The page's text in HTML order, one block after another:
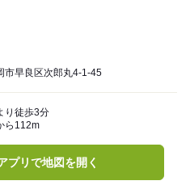
市早良区次郎丸4-1-45
り徒歩3分
ら112m
プリで地図を開く